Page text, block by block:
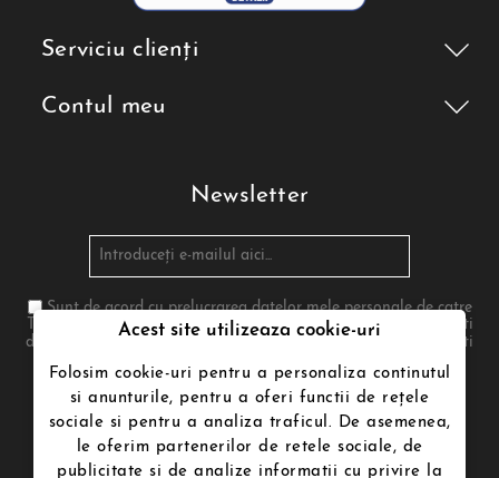
Serviciu clienți
Contul meu
Newsletter
Sunt de acord cu prelucrarea datelor mele personale de catre
Termenii de utilizare poenari.ro in conformitate cu legea. Te poti
dezabona in orice moment. Pentru aceasta te rugam sa folosesti
Urmăriți-ne
Acest site utilizeaza cookie-uri
Folosim cookie-uri pentru a personaliza continutul
si anunturile, pentru a oferi functii de rețele
sociale si pentru a analiza traficul. De asemenea,
le oferim partenerilor de retele sociale, de
publicitate si de analize informatii cu privire la